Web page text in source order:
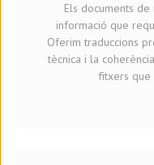
Els documents
informació que
Oferim traduccions
tècnica i la
fitxers que